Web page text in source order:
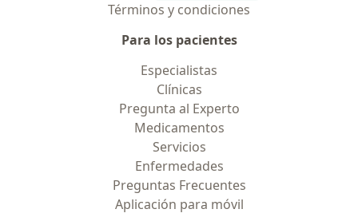
Términos y condiciones
Para los pacientes
Especialistas
Clínicas
Pregunta al Experto
Medicamentos
Servicios
Enfermedades
Preguntas Frecuentes
Aplicación para móvil